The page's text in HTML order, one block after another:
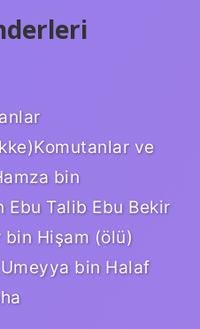
ve
bin
Talib Ebu Bekir
bin Hişam (ölü)
bin Halaf